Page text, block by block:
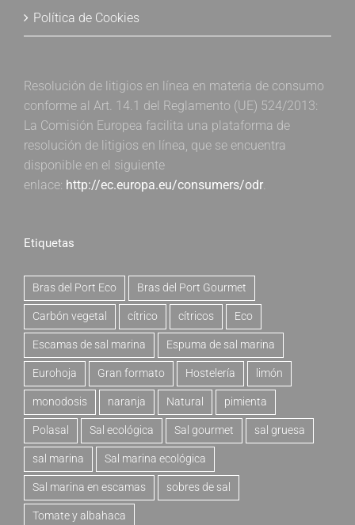
Política de Cookies
Resolución de litigios en línea en materia de consumo
conforme al Art. 14.1 del Reglamento (UE) 524/2013:
La Comisión Europea facilita una plataforma de
resolución de litigios en línea, que se encuentra
disponible en el siguiente
enlace: http://ec.europa.eu/consumers/odr.
Etiquetas
Bras del Port Eco Bras del Port Gourmet
Carbón vegetal cítrico cítricos Eco
Escamas de sal marina Espuma de sal marina
Eurohoja Gran formato Hostelería limón
monodosis naranja Natural pimienta
Polasal Sal ecológica Sal gourmet sal gruesa
sal marina Sal marina ecológica
Sal marina en escamas sobres de sal
Tomate y albahaca